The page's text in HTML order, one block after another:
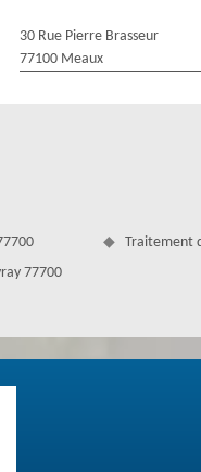
30 Rue Pierre Brasseur
77100 Meaux
77700
Traitement